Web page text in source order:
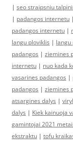
| seo straipsniu
| padangos internetu |
padangos internetu |
langu ploviklis | langu
padangos | ziemines
internetu | nuo kada
vasarines padangos |
padangos | ziemines
atsargines dalys |
dalys | Kiek kainuoja
gamintojai 2021
ekstraktu | tofu